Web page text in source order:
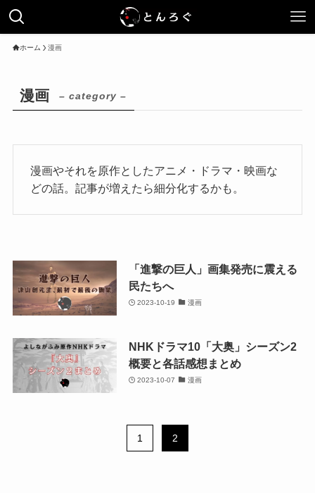
ホーム 漫画
漫画 – category –
漫画やそれを原作としたアニメ・ドラマ・映画な
どの話。記事が増えたら細分化するかも。
「進撃の巨人」画集発売に震える
民たちへ
2023-10-19 漫画
NHKドラマ10「大奥」シーズン2
概要と各話感想まとめ
2023-10-07 漫画
1 2